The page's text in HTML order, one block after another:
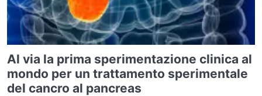
Al via la prima sperimentazione clinica al
mondo per un trattamento sperimentale
del cancro al pancreas